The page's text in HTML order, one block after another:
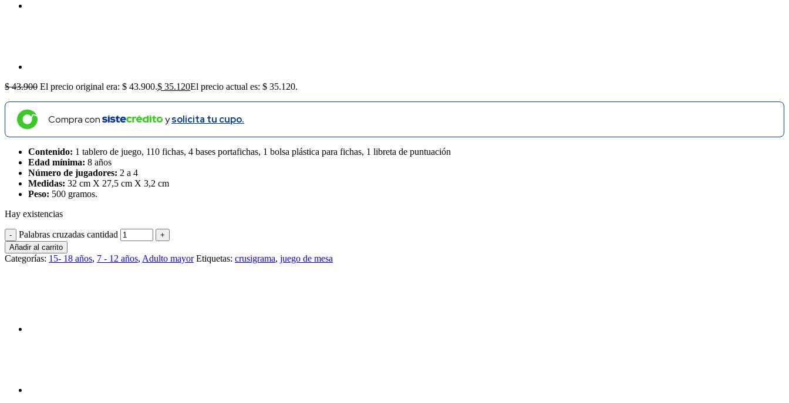
$43.900 El precio original era: $ 43.900.$ 35.120El precio actual es: $ 35.120.
Compra con ysolicita tu cupo.
Contenido: 1 tablero de juego, 110 fichas, 4 bases portafichas, 1 bolsa plástica para fichas, 1 libreta de puntuación
Edad mínima: 8 años
Número de jugadores: 2 a 4
Medidas: 32 cm X 27,5 cm X 3,2 cm
Peso: 500 gramos.
Hay existencias
Palabras cruzadas cantidad
Añadir al carrito
Categorías: 15- 18 años, 7 - 12 años, Adulto mayor Etiquetas: crusigrama, juego de mesa